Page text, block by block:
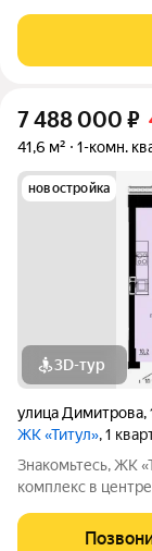
комнате, вам не
7 488 000 ₽
41,6 м² 1-комн.
новостройка
3D-тур
улица Димитрова,
ЖК «Титул», 1
Знакомьтесь, ЖК
комплекс в
четырехцветной